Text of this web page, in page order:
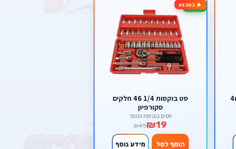
🔥 במבצע-61%
סט בוקסות 1/4 46 חלקים
סקורפיון
סטים בוקסות ומוסך
₪19
₪49
הוסף לסל מידע נוסף